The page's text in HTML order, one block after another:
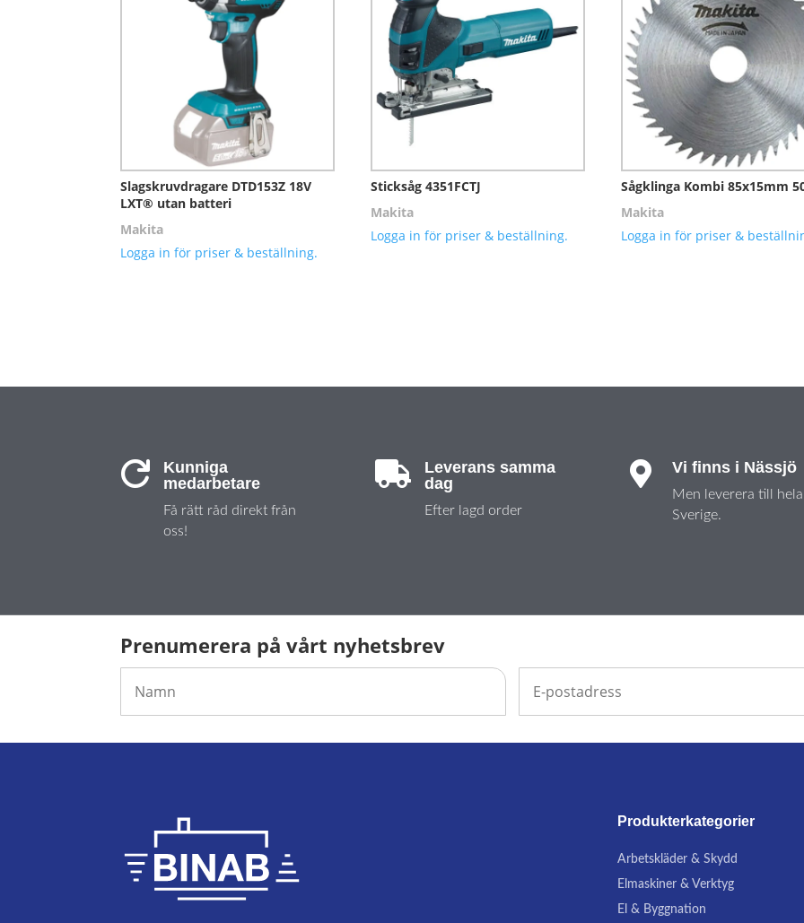
Slagskruvdragare DTD153Z 18V
LXT® utan batteri
Makita
Logga in för priser & beställning.
Sticksåg 4351FCTJ
Makita
Logga in för priser & beställning.
Sågklinga Kombi 85x15mm
Makita
Logga in för priser &

Kunniga
medarbetare
Få rätt råd direkt från
oss!

Leverans samma
dag
Efter lagd order
 Vi finns i Nässjö
Men leverera till hela
Sverige.
Prenumerera på vårt nyhetsbrev
Produkterkategorier
Arbetskläder & Skydd
Elmaskiner & Verktyg
El & Byggnation